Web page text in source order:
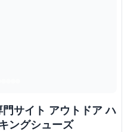
サイト アウトドア ハ
ングシューズ